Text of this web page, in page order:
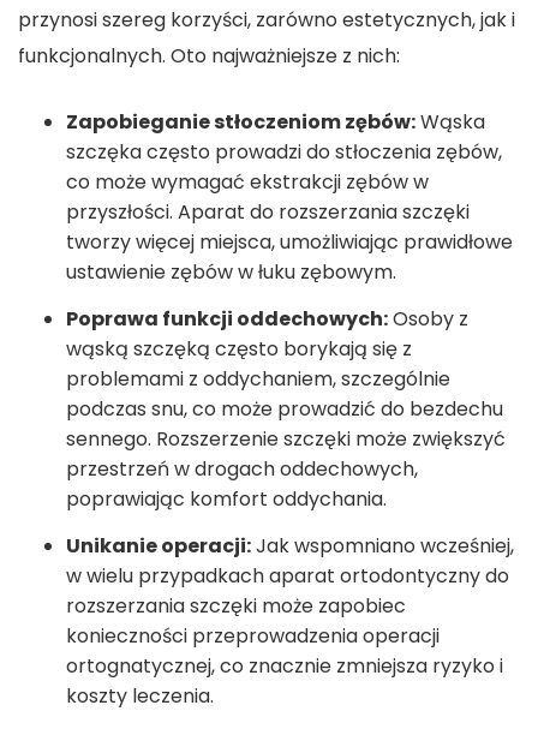
przynosi szereg korzyści, zarówno estetycznych, jak i
funkcjonalnych. Oto najważniejsze z nich:
Zapobieganie stłoczeniom zębów:Wąska
szczęka często prowadzi do stłoczenia zębów,
co może wymagać ekstrakcji zębów w
przyszłości. Aparat do rozszerzania szczęki
tworzy więcej miejsca, umożliwiając prawidłowe
ustawienie zębów w łuku zębowym.
Poprawa funkcji oddechowych:Osoby z
wąską szczęką często borykają się z
problemami z oddychaniem, szczególnie
podczas snu, co może prowadzić do bezdechu
sennego. Rozszerzenie szczęki może zwiększyć
przestrzeń w drogach oddechowych,
poprawiając komfort oddychania.
Unikanie operacji:Jak wspomniano wcześniej,
w wielu przypadkach aparat ortodontyczny do
rozszerzania szczęki może zapobiec
konieczności przeprowadzenia operacji
ortognatycznej, co znacznie zmniejsza ryzyko i
koszty leczenia.